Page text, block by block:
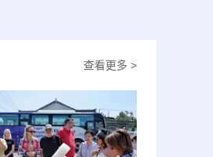
查看更多 >